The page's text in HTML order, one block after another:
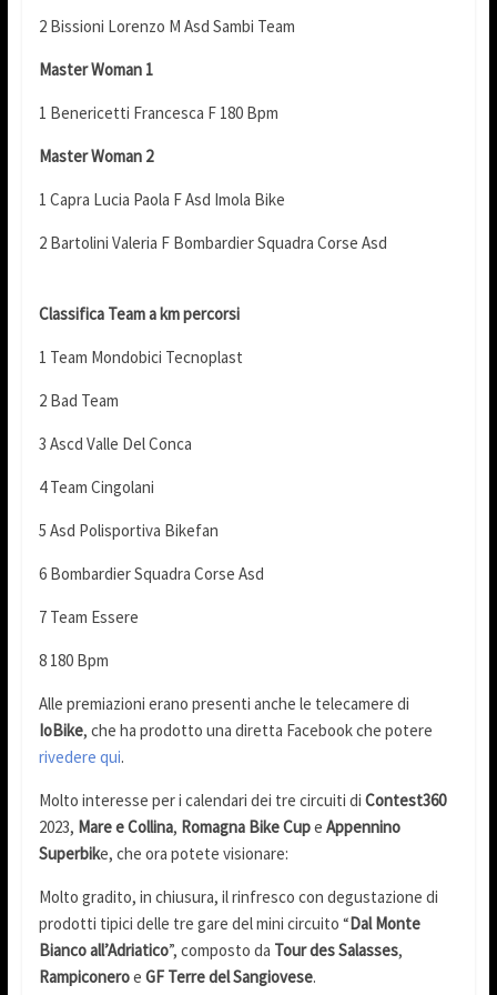
2 Bissioni Lorenzo M Asd Sambi Team
Master Woman 1
1 Benericetti Francesca F 180 Bpm
Master Woman 2
1 Capra Lucia Paola F Asd Imola Bike
2 Bartolini Valeria F Bombardier Squadra Corse Asd
Classifica Team a km percorsi
1 Team Mondobici Tecnoplast
2 Bad Team
3 Ascd Valle Del Conca
4 Team Cingolani
5 Asd Polisportiva Bikefan
6 Bombardier Squadra Corse Asd
7 Team Essere
8 180 Bpm
Alle premiazioni erano presenti anche le telecamere di
IoBike, che ha prodotto una diretta Facebook che potere
rivedere qui.
Molto interesse per i calendari dei tre circuiti di Contest360
2023, Mare e Collina, Romagna Bike Cupe Appennino
Superbike, che ora potete visionare:
Molto gradito, in chiusura, il rinfresco con degustazione di
prodotti tipici delle tre gare del mini circuito “Dal Monte
Bianco all’Adriatico”, composto da Tour des Salasses,
Rampiconeroe GF Terre del Sangiovese.